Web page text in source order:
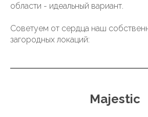
области - идеальный вариант.
Советуем от сердца наш
загородных локаций:
Majestic